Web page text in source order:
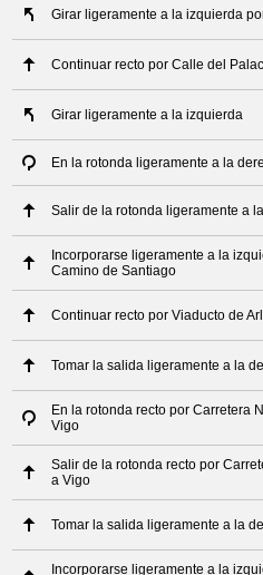
Girar ligeramente a la izquierda
Continuar recto por Calle del
Girar ligeramente a la izquierda
En la rotonda ligeramente a la
Salir de la rotonda ligeramente a
Incorporarse ligeramente a la
Camino de Santiago
Continuar recto por Viaducto de
Tomar la salida ligeramente a la
En la rotonda recto por Carretera
Vigo
Salir de la rotonda recto por
a Vigo
Tomar la salida ligeramente a la
Incorporarse ligeramente a la